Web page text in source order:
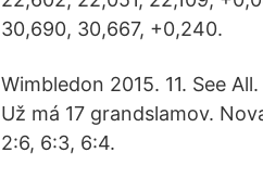
30,690, 30,667, +0,240.
Wimbledon 2015. 11. See
Už má 17 grandslamov.
2:6, 6:3, 6:4.